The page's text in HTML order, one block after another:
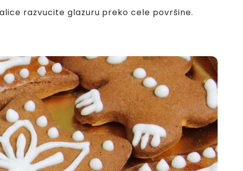
razvucite glazuru preko cele površine.